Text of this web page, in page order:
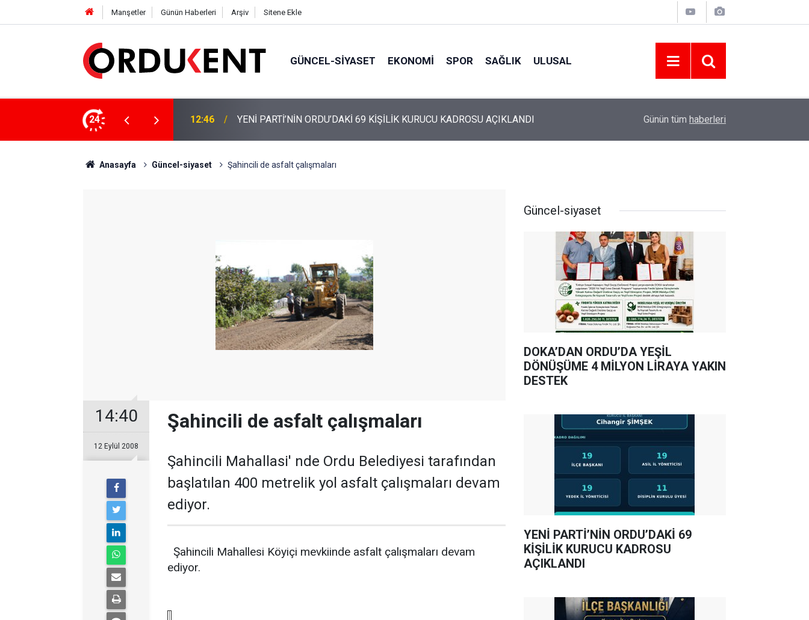
Manşetler Günün Haberleri Arşiv Sitene Ekle
GÜNCEL-SIYASET EKONOMI SPOR SAĞLIK ULUSAL
24
4 MİLYON LİRAYA YAKIN DESTEK 12:46 YENİ PARTİ’NİN ORDU’DAKİ 69 KİŞİLİK KURUCU KADROSU AÇIKLANDI YENİ PARTİ ALTINORDU’DA KURUCU
Günün tüm haberleri
Anasayfa Güncel-siyaset Şahincili de asfalt çalışmaları
14:40
12 Eylül 2008
Şahincili de asfalt çalışmaları
Şahincili Mahallasi' nde Ordu Belediyesi tarafından
başlatılan 400 metrelik yol asfalt çalışmaları devam
ediyor.
Şahincili Mahallesi Köyiçi mevkiinde asfalt çalışmaları devam
ediyor.
Güncel-siyaset
DOKA’DAN ORDU’DA YEŞİL
DÖNÜŞÜME 4 MİLYON LİRAYA YAKIN
DESTEK
YENİ PARTİ’NİN ORDU’DAKİ 69
KİŞİLİK KURUCU KADROSU
AÇIKLANDI